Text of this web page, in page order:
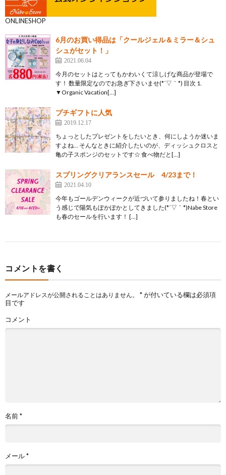
ONLINESHOP
6月のお買い得品は「クールジェル＆ミラー＆シュ
シュがセット！」
2021.06.04
今月のセットはとってもかわいくて涼しげな商品が登場で
す！ 数量限定なのでお急ぎ下さいませ(*´▽｀*) 目次 1.
▼Organic Vacation[…]
プチギフトに人気
2019.12.17
ちょっとしたプレゼントをしたいとき、何にしようか迷いま
すよね… そんなときに紹介したいのが、ディッシュクロスと
亀の子スポンジのセットです☆ 食べ物だと[…]
スプリングクリアランスセール 4/23まで！
2021.04.10
今年もゴールデンウィークが近づいて参りましたね！春とい
う感じで陽気もぽかぽかとしてきました(*´▽｀*)Nabe Store
も春のセールを行います！ […]
コメントを書く
メールアドレスが公開されることはありません。 *が付いている欄は必須項
目です
コメント
名前*
メール*